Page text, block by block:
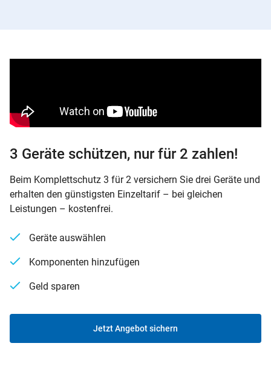
3 Geräte schützen, nur für 2 zahlen!
Beim Komplettschutz 3 für 2 versichern Sie drei Geräte und
erhalten den günstigsten Einzeltarif – bei gleichen
Leistungen – kostenfrei.
Geräte auswählen
Komponenten hinzufügen
Geld sparen
Jetzt Angebot sichern